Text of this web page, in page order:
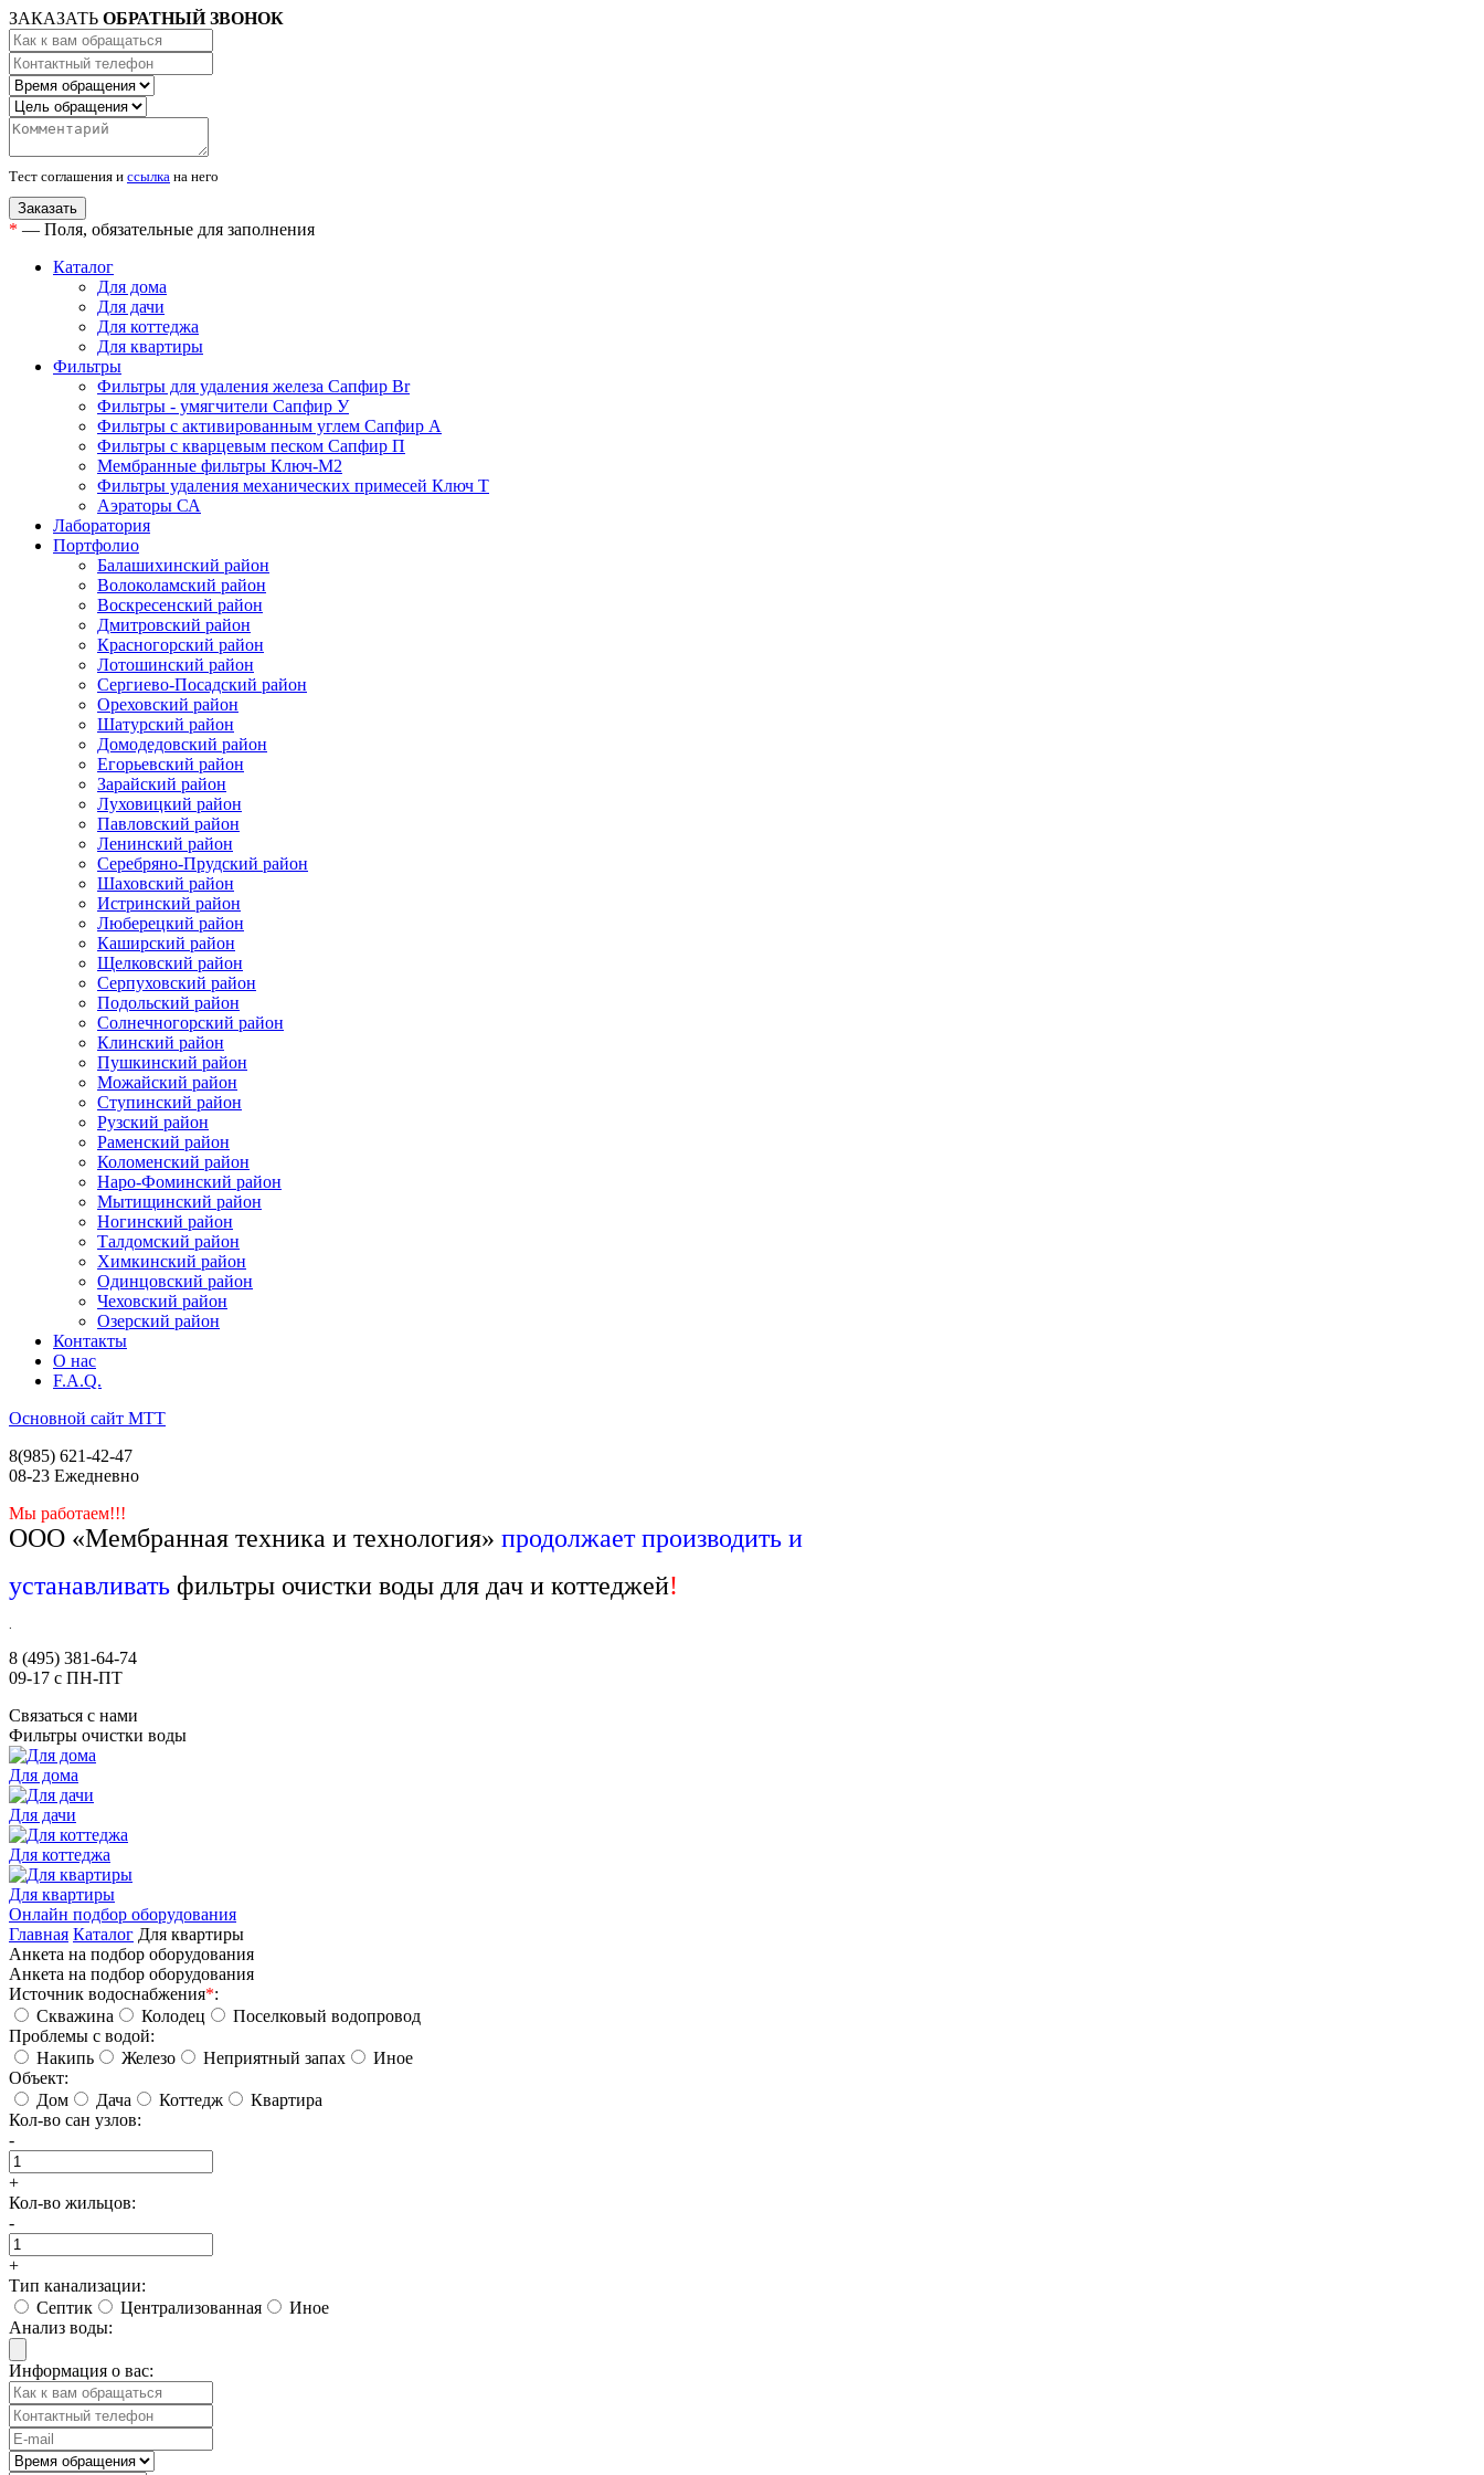
ЗАКАЗАТЬ ОБРАТНЫЙ ЗВОНОК
Тест соглашения и ссылка на него
* — Поля, обязательные для заполнения
Каталог
Для дома
Для дачи
Для коттеджа
Для квартиры
Фильтры
Фильтры для удаления железа Сапфир Br
Фильтры - умягчители Сапфир У
Фильтры с активированным углем Сапфир А
Фильтры с кварцевым песком Сапфир П
Мембранные фильтры Ключ-М2
Фильтры удаления механических примесей Ключ Т
Аэраторы СА
Лаборатория
Портфолио
Балашихинский район
Волоколамский район
Воскресенский район
Дмитровский район
Красногорский район
Лотошинский район
Сергиево-Посадский район
Ореховский район
Шатурский район
Домодедовский район
Егорьевский район
Зарайский район
Луховицкий район
Павловский район
Ленинский район
Серебряно-Прудский район
Шаховский район
Истринский район
Люберецкий район
Каширский район
Щелковский район
Серпуховский район
Подольский район
Солнечногорский район
Клинский район
Пушкинский район
Можайский район
Ступинский район
Рузский район
Раменский район
Коломенский район
Наро-Фоминский район
Мытищинский район
Ногинский район
Талдомский район
Химкинский район
Одинцовский район
Чеховский район
Озерский район
Контакты
О нас
F.A.Q.
Основной сайт МТТ
8(985) 621-42-47
08-23 Ежедневно
Мы работаем!!!
ООО «Мембранная техника и технология» продолжает производить и
устанавливать фильтры очистки воды для дач и коттеджей!
8 (495) 381-64-74
09-17 с ПН-ПТ
Связаться с нами
Фильтры очистки воды
Для дома
Для дачи
Для коттеджа
Для квартиры
Онлайн подбор оборудования
Главная Каталог Для квартиры
Анкета на подбор оборудования
Анкета на подбор оборудования
Источник водоснабжения*:
Скважина
Колодец
Поселковый водопровод
Проблемы с водой:
Накипь
Железо Неприятный запах
Иное
Объект:
Дом
Дача Коттедж
Квартира
Кол-во сан узлов:
-
+
Кол-во жильцов:
-
+
Тип канализации:
Септик
Централизованная
Иное
Анализ воды:
Информация о вас: